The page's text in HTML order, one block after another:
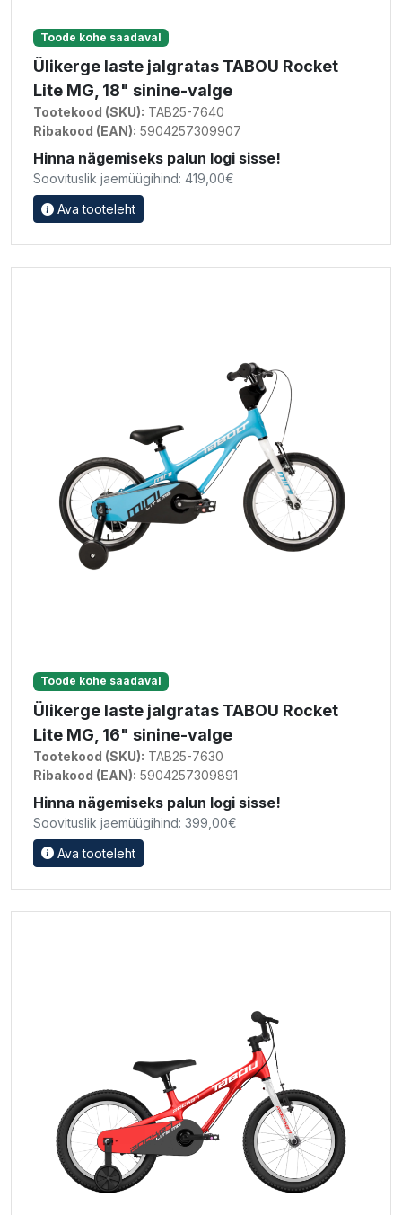
Toode kohe saadaval
Ülikerge laste jalgratas TABOU Rocket
Lite MG, 18" sinine-valge
Tootekood (SKU): TAB25-7640
Ribakood (EAN): 5904257309907
Hinna nägemiseks palun logi sisse!
Soovituslik jaemüügihind: 419,00€
Ava tooteleht
Toode kohe saadaval
Ülikerge laste jalgratas TABOU Rocket
Lite MG, 16" sinine-valge
Tootekood (SKU): TAB25-7630
Ribakood (EAN): 5904257309891
Hinna nägemiseks palun logi sisse!
Soovituslik jaemüügihind: 399,00€
Ava tooteleht